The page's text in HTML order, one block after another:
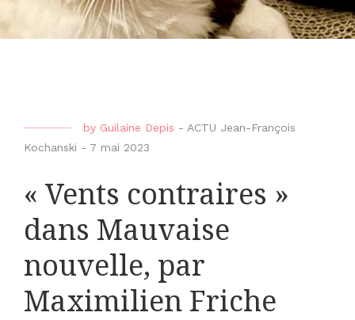
by Guilaine Depis - ACTU Jean-François
Kochanski - 7 mai 2023
« Vents contraires »
dans Mauvaise
nouvelle, par
Maximilien Friche